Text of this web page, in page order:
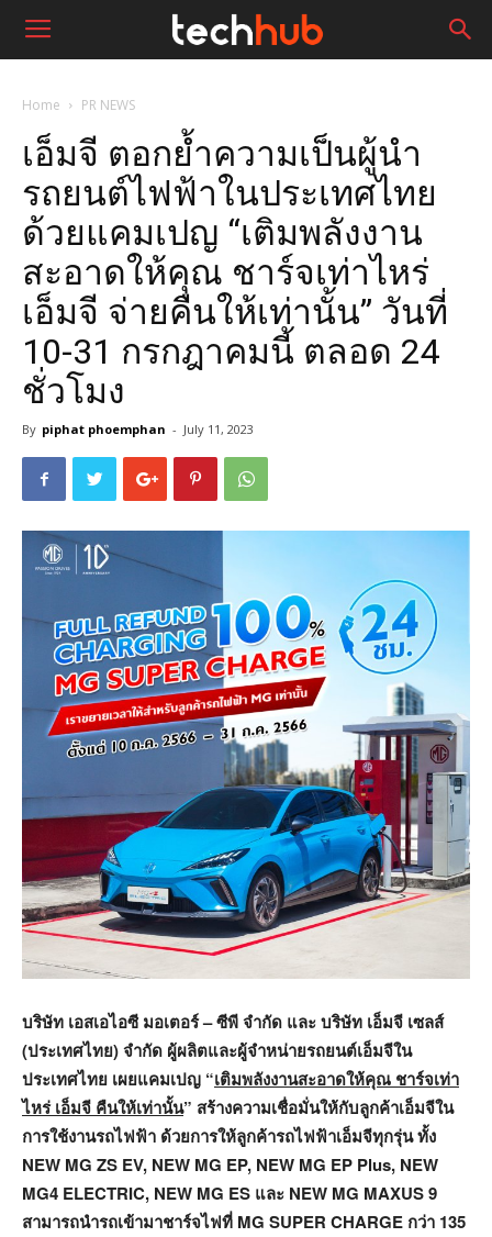
Home PR NEWS
เอ็มจี ตอกย้ำความเป็นผู้นำ
รถยนต์ไฟฟ้าในประเทศไทย
ด้วยแคมเปญ “เติมพลังงาน
สะอาดให้คุณ ชาร์จเท่าไหร่
เอ็มจี จ่ายคืนให้เท่านั้น” วันที่
10-31 กรกฎาคมนี้ ตลอด 24
ชั่วโมง
By piphat phoemphan - July 11, 2023
บริษัท เอสเอไอซี มอเตอร์ – ซีพี จำกัด และ บริษัท เอ็มจี เซลส์
(ประเทศไทย) จำกัด ผู้ผลิตและผู้จำหน่ายรถยนต์เอ็มจีใน
ประเทศไทย เผยแคมเปญ “เติมพลังงานสะอาดให้คุณ ชาร์จเท่า
ไหร่ เอ็มจี คืนให้เท่านั้น” สร้างความเชื่อมั่นให้กับลูกค้าเอ็มจีใน
การใช้งานรถไฟฟ้า ด้วยการให้ลูกค้ารถไฟฟ้าเอ็มจีทุกรุ่น ทั้ง
NEW MG ZS EV, NEW MG EP, NEW MG EP Plus, NEW
MG4 ELECTRIC, NEW MG ES และ NEW MG MAXUS 9
สามารถนำรถเข้ามาชาร์จไฟที่ MG SUPER CHARGE กว่า 135